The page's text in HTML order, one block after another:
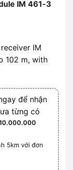
IM 461-3
IM
102 m, with
để nhận
từng có
5km với đơn